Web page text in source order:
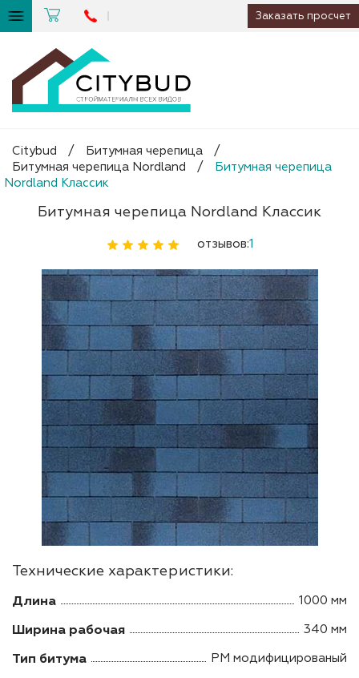
Заказать просчет
Citybud / Битумная черепица
/
Битумная черепица Nordland
/
Битумная черепица
Nordland Классик
Битумная черепица Nordland Классик
отзывов:1
Технические характеристики:
Длина 1000 мм
Ширина рабочая 340 мм
Тип битума РМ модифицированый